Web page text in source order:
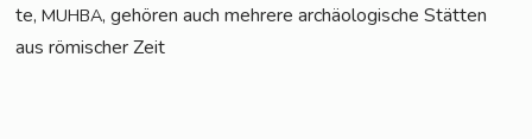
te,MUHBA, gehö­ren auch meh­re­re archäo­lo­gi­sche Stät­ten
aus römi­scher Zeit